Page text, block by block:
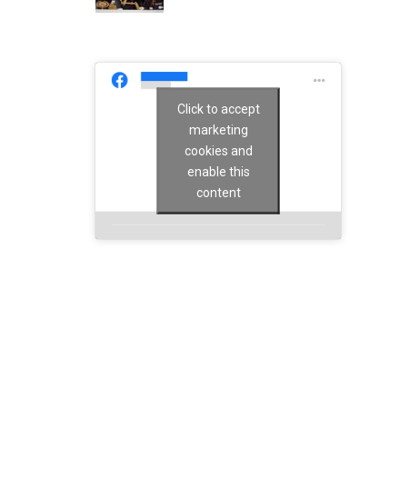
Click to accept
marketing
cookies and
enable this
content